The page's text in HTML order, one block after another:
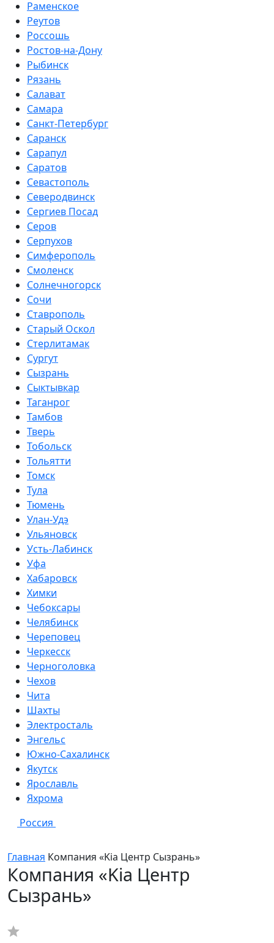
Раменское
Реутов
Россошь
Ростов-на-Дону
Рыбинск
Рязань
Салават
Самара
Санкт-Петербург
Саранск
Сарапул
Саратов
Севастополь
Северодвинск
Сергиев Посад
Серов
Серпухов
Симферополь
Смоленск
Солнечногорск
Сочи
Ставрополь
Старый Оскол
Стерлитамак
Сургут
Сызрань
Сыктывкар
Таганрог
Тамбов
Тверь
Тобольск
Тольятти
Томск
Тула
Тюмень
Улан-Удэ
Ульяновск
Усть-Лабинск
Уфа
Хабаровск
Химки
Чебоксары
Челябинск
Череповец
Черкесск
Черноголовка
Чехов
Чита
Шахты
Электросталь
Энгельс
Южно-Сахалинск
Якутск
Ярославль
Яхрома
Россия
Главная Компания «Kia Центр Сызрань»
Компания «Kia Центр
Сызрань»